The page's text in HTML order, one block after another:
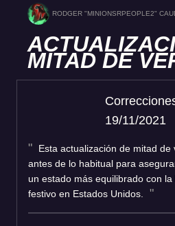
RODGER "MINIONSRPEOPLE2"
MITAD DE
19/11/2021
Esta actualización de mitad
antes de lo habitual para
un estado más equilibrado con
festivo en Estados Unidos.